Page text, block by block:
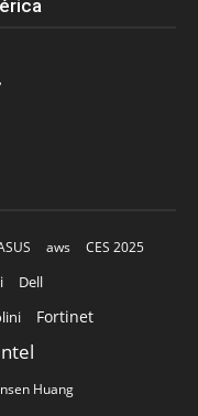
aws
CES 2025
Dell
Fortinet
Huang